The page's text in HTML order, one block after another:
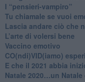
​I “pensieri-vampiro”
​Tu chiamale se vuoi
​Lascia andare ciò che
L’arte di volersi bene
​Vaccino emotivo
CO(ndi)VID(iamo)
​E che il 2021 abbia
​Natale 2020…un